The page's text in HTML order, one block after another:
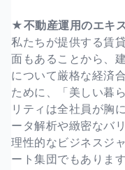
★不動産運用のエキ
私たちが提供する賃
面もあることから、
について厳格な経済
ために、「美しい暮
リティは全社員が胸
ータ解析や緻密なバ
理性的なビジネスジ
ート集団でもあります